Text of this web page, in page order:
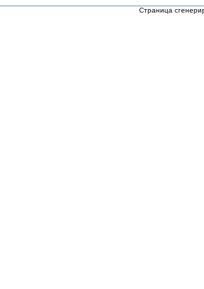
Страница